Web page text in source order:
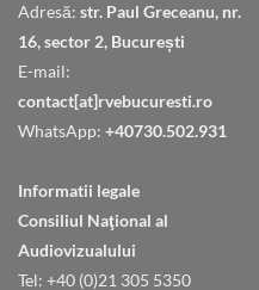
Adresă: str. Paul Greceanu, nr.
16, sector 2, București
E-mail:
contact[at]rvebucuresti.ro
WhatsApp: +40730.502.931
Informatii legale
Consiliul Naţional al
Audiovizualului
Tel: +40 (0)21 305 5350